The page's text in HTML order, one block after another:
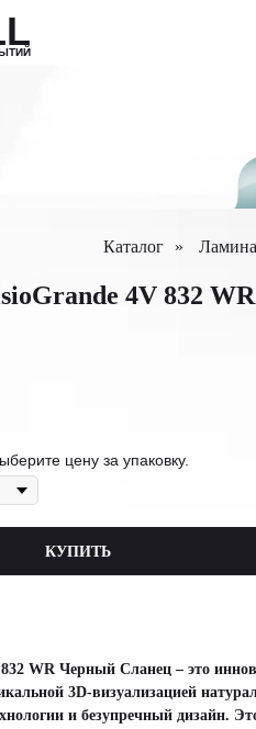
Каталог »
4V 832
цену за упаковку.
КУПИТЬ
WR Черный Сланец – это
3D-визуализацией
и безупречный дизайн.